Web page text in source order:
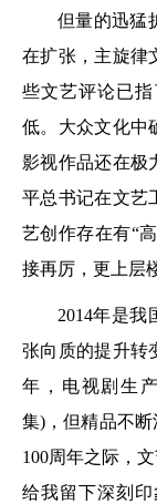
但量的迅猛
在扩张，主旋律
些文艺评论已
低。大众文化中
影视作品还在极
平总书记在文艺
艺创作存在有“
接再厉，更上层
2014年是我
张向质的提升转
年，电视剧生
集)，但精品不
100周年之际，
给我留下深刻